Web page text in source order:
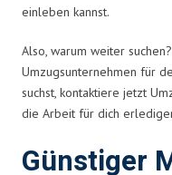
einleben kannst.
Also, warum weiter
Umzugsunternehmen für
suchst, kontaktiere jetzt
die Arbeit für dich
Günstiger